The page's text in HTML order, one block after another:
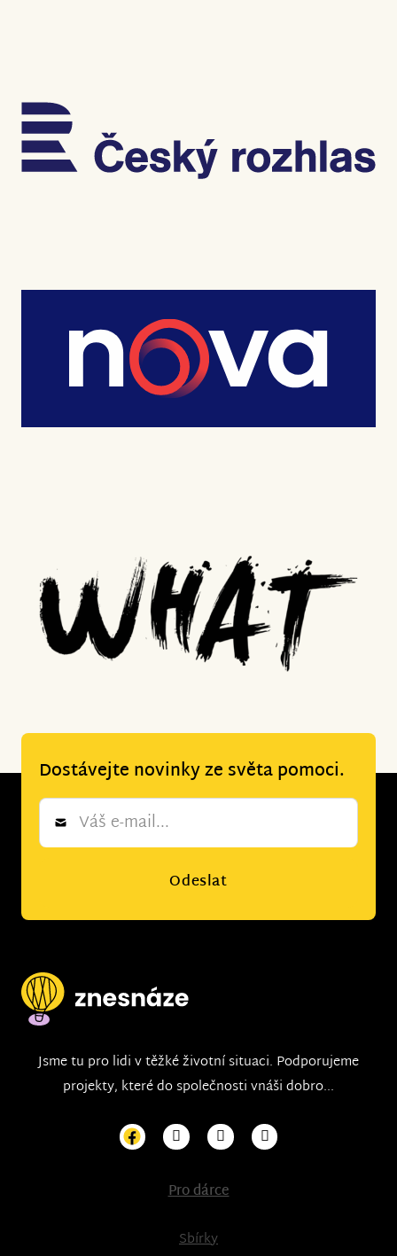
Dostávejte novinky ze světa pomoci.
Newsletter
Odeslat
Jsme tu pro lidi v těžké životní situaci. Podporujeme
projekty, které do společnosti vnáši dobro...
Pro dárce
Sbírky